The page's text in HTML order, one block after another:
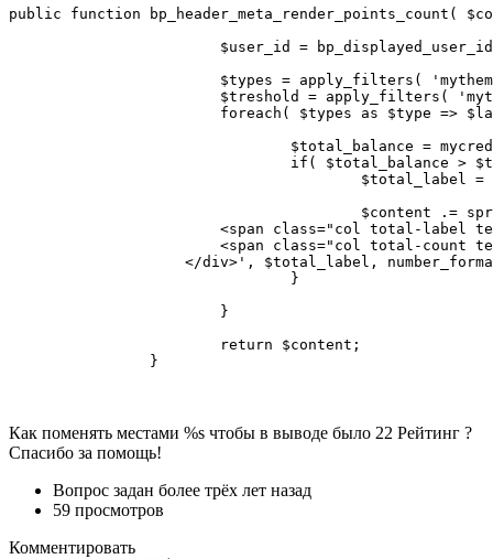
public function bp_header_meta_render_points_count(
<span class="col total-label
<span class="col total-count
</div>', $total_label,
		}
Как поменять местами %s чтобы в выводе было 22 Рейтинг ?
Спасибо за помощь!
Вопрос задан более трёх лет назад
59 просмотров
Комментировать